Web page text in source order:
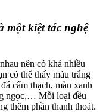
một kiệt tác nghệ
nên có khá nhiều
có thể thấy màu trắng
cẩm thạch, màu xanh
ngọc,… Mỗi loại đều
thêm phần thanh thoát.